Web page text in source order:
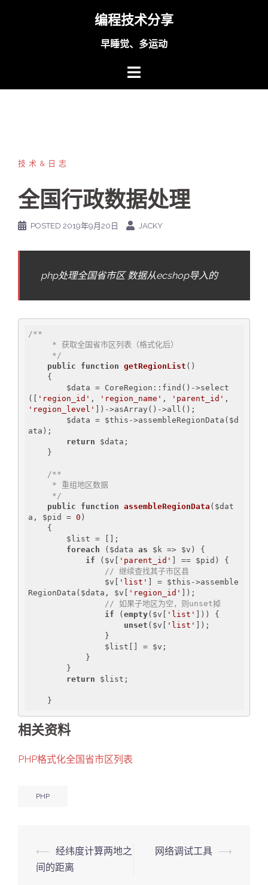
编程技术分享
早睡觉、多运动
技术&日志
全国行政数据处理
POSTED 2019年9月20日 JACKY
php处理全国省市区 数据从ecshop导入的
/**
     */
public
function getRegionList ()
{
([
'region_id' , 'region_name' , 'parent_id'
'region_level'
])->asArray()->all();
ata);
return $data;
/**
     */
public
function assembleRegionData ($dat
a, $pid = 0 )
{
foreach ($data as $k => $v) {
if ($v[ 'parent_id'
] == $pid) {
// 继续查找其子市区县
                $v[
'list'
] = $this->assemble
RegionData($data, $v[
'region_id'
]);
// 如果子地区为空，则unset掉
if ( empty($v[ 'list'
])) {
unset ($v[ 'list'
]);
return $list;
相关资料
PHP格式化全国省市区列表
PHP
Post
navigation
⟵ 经纬度计算两地之
间的距离
网络调试工具 ⟶